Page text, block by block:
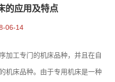
的应用及特点
06-14
加工专门的机床品种，并且在自
机床品种。由于专用机床是一种